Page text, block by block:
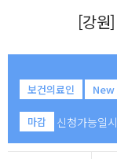
[강원
보건의료인 New
마감 신청가능일